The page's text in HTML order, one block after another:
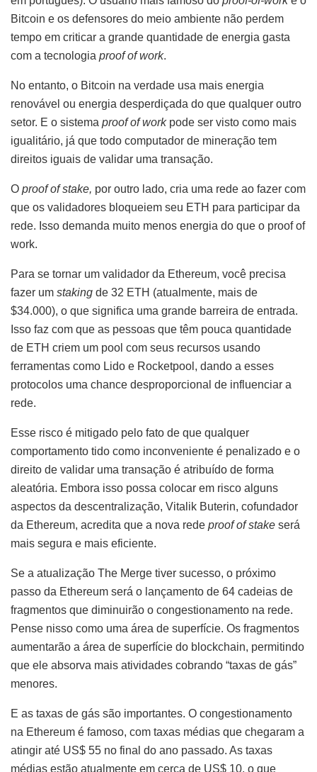
Bitcoin e os defensores do meio ambiente não perdem
tempo em criticar a grande quantidade de energia gasta
com a tecnologia proof of work.
No entanto, o Bitcoin na verdade usa mais energia
renovável ou energia desperdiçada do que qualquer outro
setor. E o sistema proof of workpode ser visto como mais
igualitário, já que todo computador de mineração tem
direitos iguais de validar uma transação.
O proof of stake, por outro lado, cria uma rede ao fazer com
que os validadores bloqueiem seu ETH para participar da
rede. Isso demanda muito menos energia do que o proof of
work.
Para se tornar um validador da Ethereum, você precisa
fazer um staking de 32 ETH (atualmente, mais de
$34.000), o que significa uma grande barreira de entrada.
Isso faz com que as pessoas que têm pouca quantidade
de ETH criem um pool com seus recursos usando
ferramentas como Lido e Rocketpool, dando a esses
protocolos uma chance desproporcional de influenciar a
rede.
Esse risco é mitigado pelo fato de que qualquer
comportamento tido como inconveniente é penalizado e o
direito de validar uma transação é atribuído de forma
aleatória. Embora isso possa colocar em risco alguns
aspectos da descentralização, Vitalik Buterin, cofundador
da Ethereum, acredita que a nova rede proof of stake será
mais segura e mais eficiente.
Se a atualização The Merge tiver sucesso, o próximo
passo da Ethereum será o lançamento de 64 cadeias de
fragmentos que diminuirão o congestionamento na rede.
Pense nisso como uma área de superfície. Os fragmentos
aumentarão a área de superfície do blockchain, permitindo
que ele absorva mais atividades cobrando “taxas de gás”
menores.
E as taxas de gás são importantes. O congestionamento
na Ethereum é famoso, com taxas médias que chegaram a
atingir até US$ 55 no final do ano passado. As taxas
médias estão atualmente em cerca de US$ 10, o que